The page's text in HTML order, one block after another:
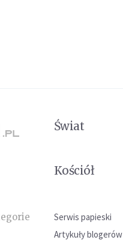
Świat
Kościół
Serwis papieski
Artykuły blogerów